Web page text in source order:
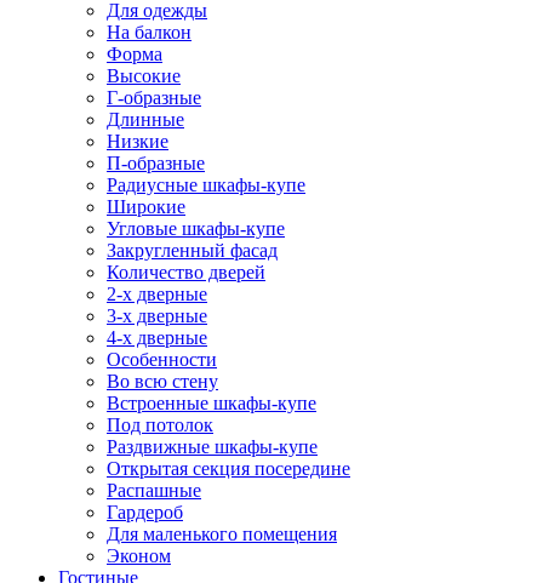
Для одежды
На балкон
Форма
Высокие
Г-образные
Длинные
Низкие
П-образные
Радиусные шкафы-купе
Широкие
Угловые шкафы-купе
Закругленный фасад
Количество дверей
2-х дверные
3-х дверные
4-х дверные
Особенности
Во всю стену
Встроенные шкафы-купе
Под потолок
Раздвижные шкафы-купе
Открытая секция посередине
Распашные
Гардероб
Для маленького помещения
Эконом
Гостиные